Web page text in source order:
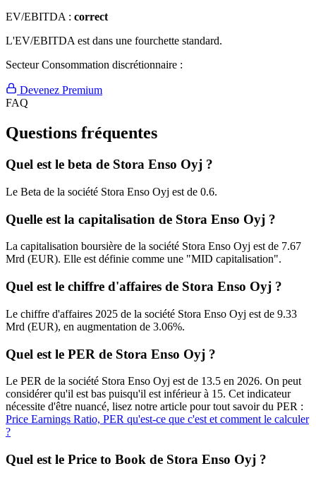
EV/EBITDA : correct
L'EV/EBITDA est dans une fourchette standard.
Secteur Consommation discrétionnaire :
Devenez Premium
FAQ
Questions fréquentes
Quel est le beta de Stora Enso Oyj ?
Le Beta de la société Stora Enso Oyj est de 0.6.
Quelle est la capitalisation de Stora Enso Oyj ?
La capitalisation boursière de la société Stora Enso Oyj est de 7.67
Mrd (EUR). Elle est définie comme une "MID capitalisation".
Quel est le chiffre d'affaires de Stora Enso Oyj ?
Le chiffre d'affaires 2025 de la société Stora Enso Oyj est de 9.33
Mrd (EUR), en augmentation de 3.06%.
Quel est le PER de Stora Enso Oyj ?
Le PER de la société Stora Enso Oyj est de 13.5 en 2026. On peut
considérer qu'il est bas puisqu'il est inférieur à 15. Cet indicateur
nécessite d'être nuancé, lisez notre article pour tout savoir du PER :
Price Earnings Ratio, PER qu'est-ce que c'est et comment le calculer
?
Quel est le Price to Book de Stora Enso Oyj ?